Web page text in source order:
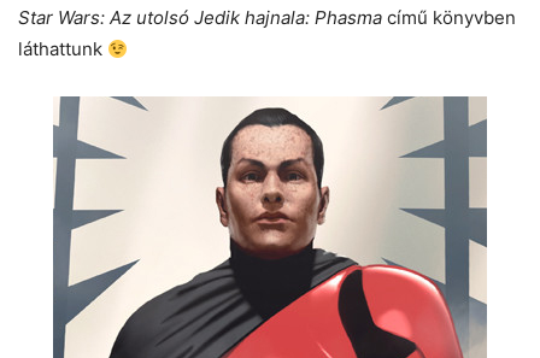
Star Wars: Az utolsó Jedik hajnala: Phasma című könyvben
láthattunk